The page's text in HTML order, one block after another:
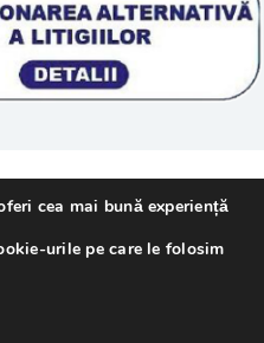
Toate drepturile
cea mai bună experiență
urile pe care le folosim